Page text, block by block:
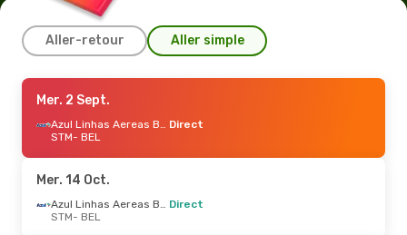
Aller-retour Aller simple
Jeu. 10 Sept.
GolDirect
STM- BEL
BEL- STM
Mer. 2 Sept.
Azul Linhas Aereas Brasileiras Direct
STM- BEL
Mer. 14 Oct.
Azul Linhas Aereas Brasileiras Direct
STM- BEL